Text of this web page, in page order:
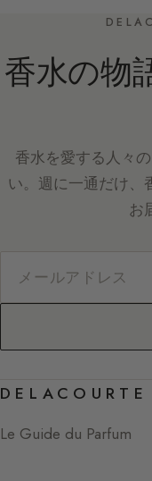
香水の物
香水を愛する人々
い。週に一通だけ、
お
DELACOURTE
Le Guide du Parfum